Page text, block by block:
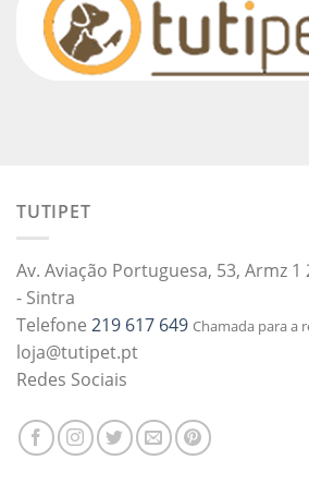
TUTIPET
Av. Aviação Portuguesa, 53, Armz
- Sintra
Telefone 219 617 649 Chamada para a
loja@tutipet.pt
Redes Sociais